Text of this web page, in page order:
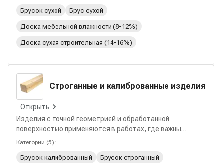
отделочных задач с пониженным риском деформаций.
Брусок сухой Брус сухой
Доска мебельной влажности (8-12%)
Доска сухая строительная (14-16%)
Строганные и калиброванные изделия
Открыть
Изделия с точной геометрией и обработанной
поверхностью применяются в работах, где важны
аккуратные стыки и предсказуемый результат. В
отделочных задач, интерьерных решений и столярных
Категории (5):
Брусок калиброванный Брусок строганный